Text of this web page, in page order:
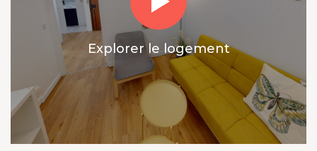
Explorer le logement